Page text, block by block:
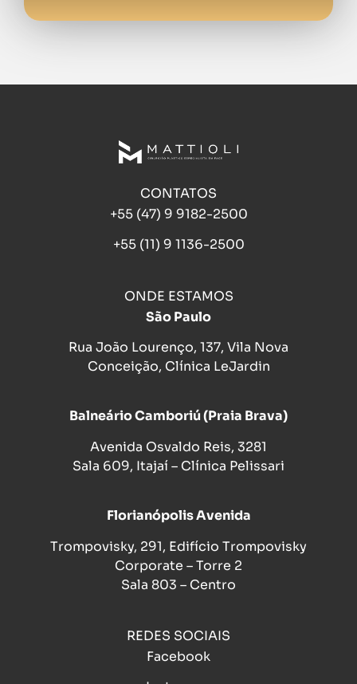
CONTATOS
+55 (47) 9 9182-2500
+55 (11) 9 1136-2500
ONDE ESTAMOS
São Paulo
Rua João Lourenço, 137, Vila Nova
Conceição, Clínica LeJardin
Balneário Camboriú (Praia Brava)
Avenida Osvaldo Reis, 3281
Sala 609, Itajaí – Clínica Pelissari
Florianópolis Avenida
Trompovisky, 291, Edifício Trompovisky
Corporate – Torre 2
Sala 803 – Centro
REDES SOCIAIS
Facebook